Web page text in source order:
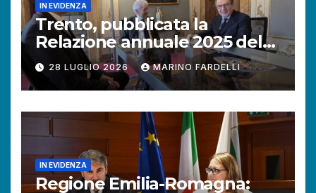
IN EVIDENZA
Trento, pubblicata la
Relazione annuale 2025 del
Difensore civico della
Provincia autonoma.
28 LUGLIO 2026 MARINO FARDELLI
IN EVIDENZA
Regione Emilia-Romagna: